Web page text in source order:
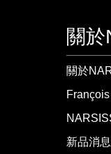
關於
關於
新品消